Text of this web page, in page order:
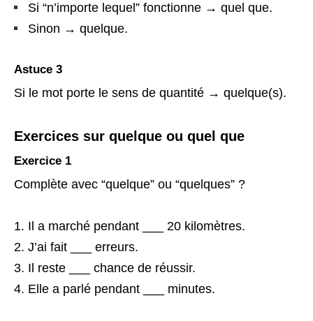
Si “n’importe lequel” fonctionne → quel que.
Sinon → quelque.
Astuce 3
Si le mot porte le sens de quantité → quelque(s).
Exercices sur quelque ou quel que
Exercice 1
Complète avec “quelque” ou “quelques” ?
Il a marché pendant ___ 20 kilomètres.
J’ai fait ___ erreurs.
Il reste ___ chance de réussir.
Elle a parlé pendant ___ minutes.